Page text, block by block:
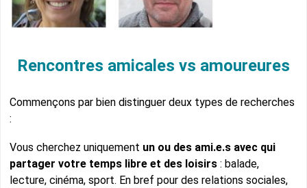
Rencontres amicales vs amoureures
Commençons par bien distinguer deux types de recherches
:
Vous cherchez uniquement un ou des ami.e.s avec qui
partager votre temps libre et des loisirs : balade,
lecture, cinéma, sport. En bref pour des relations sociales,